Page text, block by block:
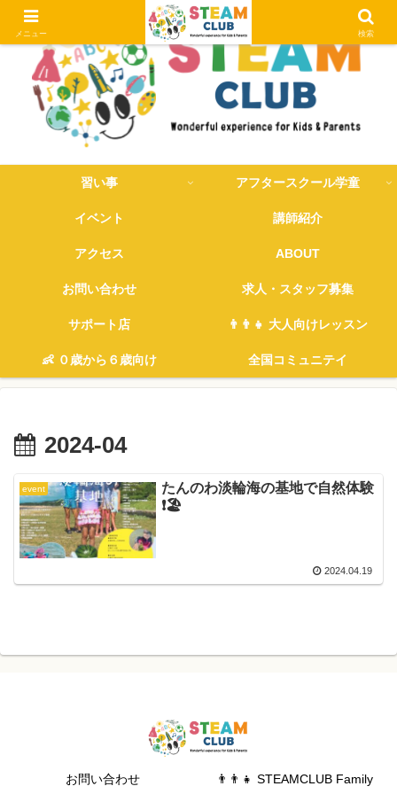
習い事 アフタースクール学童
イベント 講師紹介
アクセス ABOUT
お問い合わせ 求人・スタッフ募集
サポート店 👨‍👨‍👧 大人向けレッスン
👶 ０歳から６歳向け 全国コミュニテイ
2024-04
event
たんのわ淡輪海の基地で自然体験
❗️🏖
2024.04.19
お問い合わせ 👨‍👨‍👧 STEAMCLUB Family
メニュー 検索